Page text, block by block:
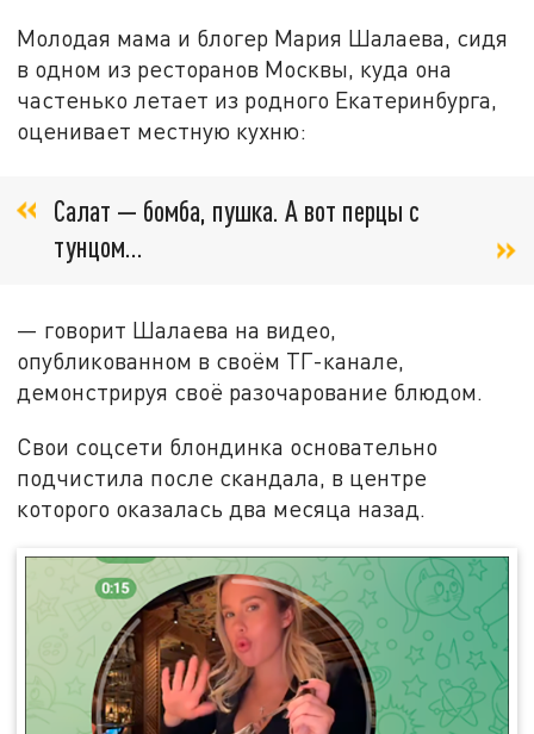
Молодая мама и блогер Мария Шалаева, сидя
в одном из ресторанов Москвы, куда она
частенько летает из родного Екатеринбурга,
оценивает местную кухню:
Салат — бомба, пушка. А вот перцы с
тунцом...
— говорит Шалаева на видео,
опубликованном в своём ТГ-канале,
демонстрируя своё разочарование блюдом.
Свои соцсети блондинка основательно
подчистила после скандала, в центре
которого оказалась два месяца назад.